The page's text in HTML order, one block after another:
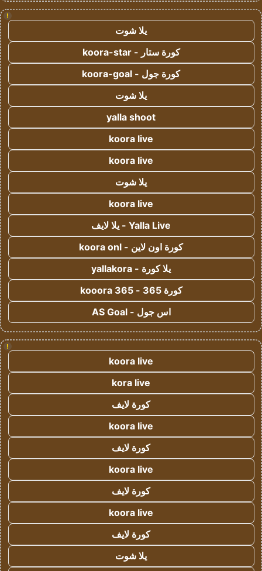
!
يلا شوت
كورة ستار - koora-star
كورة جول - koora-goal
يلا شوت
yalla shoot
koora live
koora live
يلا شوت
koora live
Yalla Live - يلا لايف
كورة اون لاين - koora onl
يلا كورة - yallakora
كورة 365 - kooora 365
اس جول - AS Goal
!
koora live
kora live
كورة لايف
koora live
كورة لايف
koora live
كورة لايف
koora live
كورة لايف
يلا شوت